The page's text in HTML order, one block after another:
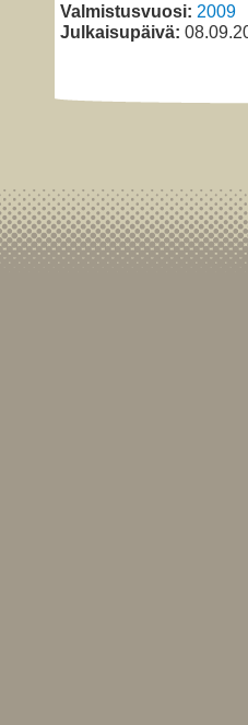
Valmistusvuosi: 2009
Julkaisupäivä: